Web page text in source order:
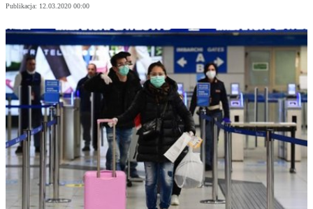
Publikacja: 12.03.2020 00:00